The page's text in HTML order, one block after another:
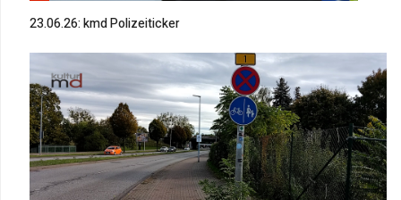
23.06.26: kmd Polizeiticker